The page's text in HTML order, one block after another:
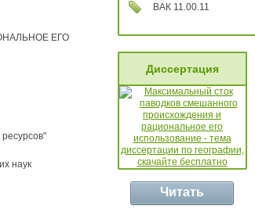
ЕГО
наук
ВАК 11.00.11
Диссертация
Читать